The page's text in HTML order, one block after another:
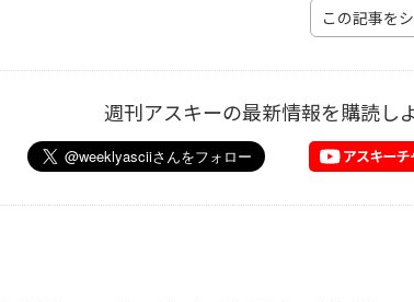
この記事を
週刊アスキーの最新情報を購読し